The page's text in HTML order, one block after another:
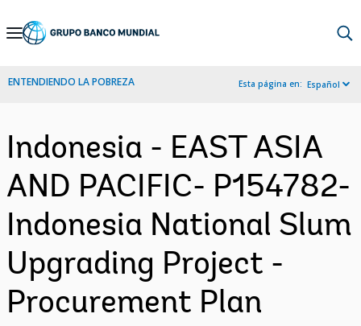
Skip
Navigation
ENTENDIENDO LA POBREZA Esta página en: Español
Indonesia - EAST ASIA
AND PACIFIC- P154782-
Indonesia National Slum
Upgrading Project -
Procurement Plan